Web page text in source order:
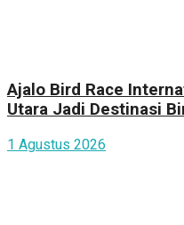
Ajalo Bird Race
Utara Jadi Destinasi
1 Agustus 2026